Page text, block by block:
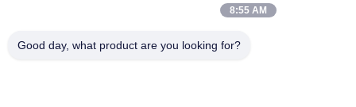
8:55 AM
Good day, what product are you looking for?